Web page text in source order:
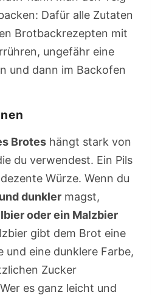
Dafür alle Zutaten
Brotbackrezepten mit
ungefähr eine
und dann im Backofen
Brotes hängt stark von
du verwendest. Ein Pils
Würze. Wenn du
dunkler magst,
oder ein Malzbier
gibt dem Brot eine
und eine dunklere Farbe,
Zucker
es ganz leicht und